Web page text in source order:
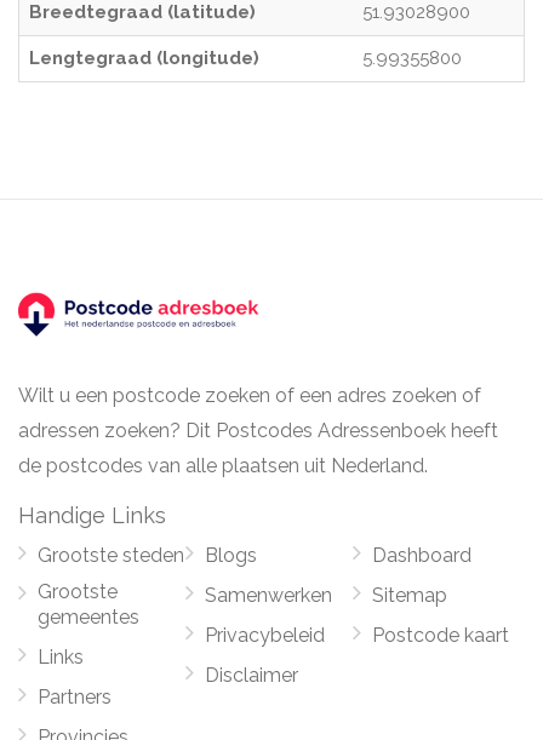
Breedtegraad (latitude) 51.93028900
Lengtegraad (longitude) 5.99355800
Wilt u een postcode zoeken of een adres zoeken of
adressen zoeken? Dit Postcodes Adressenboek heeft
de postcodes van alle plaatsen uit Nederland.
Handige Links
Grootste steden
Grootste
gemeentes
Links
Partners
Blogs
Samenwerken
Privacybeleid
Disclaimer
Dashboard
Sitemap
Postcode kaart